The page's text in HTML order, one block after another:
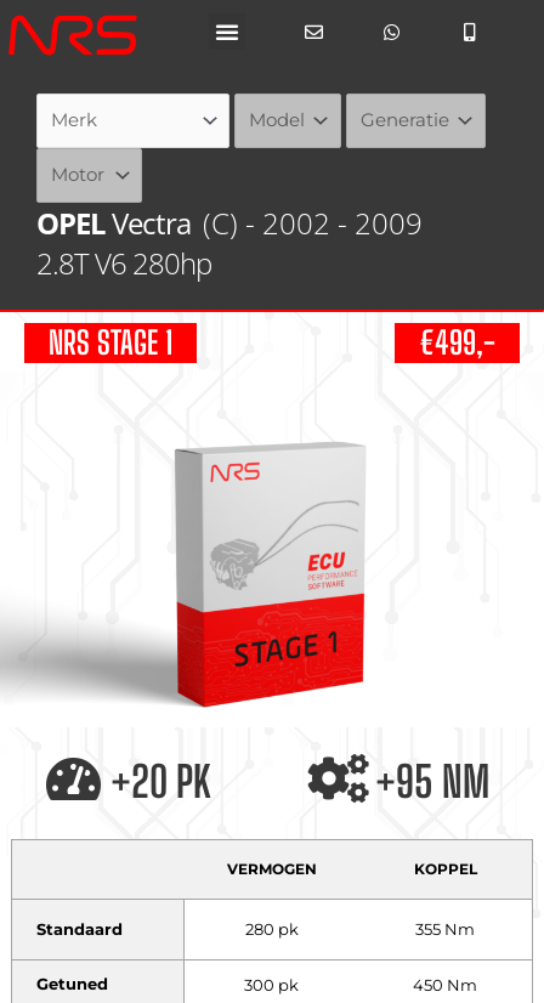
Ga
naar
OPELVectra (C) - 2002 - 2009
2.8T V6 280hp
NRS STAGE 1 €499,-
+20 PK +95 NM
VERMOGEN KOPPEL
Standaard 280 pk 355 Nm
Getuned 300 pk 450 Nm